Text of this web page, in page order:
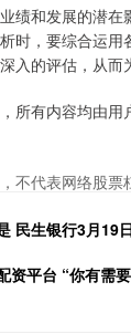
绩和发展的潜
时，要综合运用
入的评估，从而
所有内容均由用
不代表网络股票
民生银行3月19
资平台 “你有需